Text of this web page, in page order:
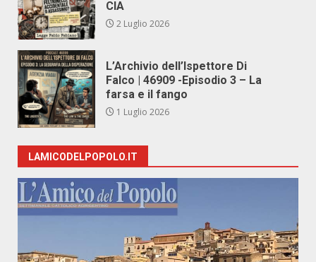
CIA
2 Luglio 2026
L’Archivio dell’Ispettore Di
Falco | 46909 -Episodio 3 – La
farsa e il fango
1 Luglio 2026
LAMICODELPOPOLO.IT